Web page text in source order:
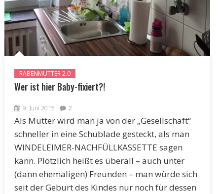
RABENMUTTER 2.0
Wer ist hier Baby-fixiert?!
9. Juni 2015 2
Als Mutter wird man ja von der „Gesellschaft“
schneller in eine Schublade gesteckt, als man
WINDELEIMER-NACHFÜLLKASSETTE sagen
kann. Plötzlich heißt es überall – auch unter
(dann ehemaligen) Freunden – man würde sich
seit der Geburt des Kindes nur noch für dessen